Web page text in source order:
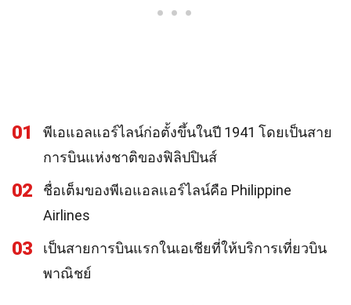
01
พีเอแอลแอร์ไลน์ก่อตั้งขึ้นในปี 1941 โดยเป็นสาย
การบินแห่งชาติของฟิลิปปินส์
02
ชื่อเต็มของพีเอแอลแอร์ไลน์คือ Philippine
Airlines
03
เป็นสายการบินแรกในเอเชียที่ให้บริการเที่ยวบิน
พาณิชย์